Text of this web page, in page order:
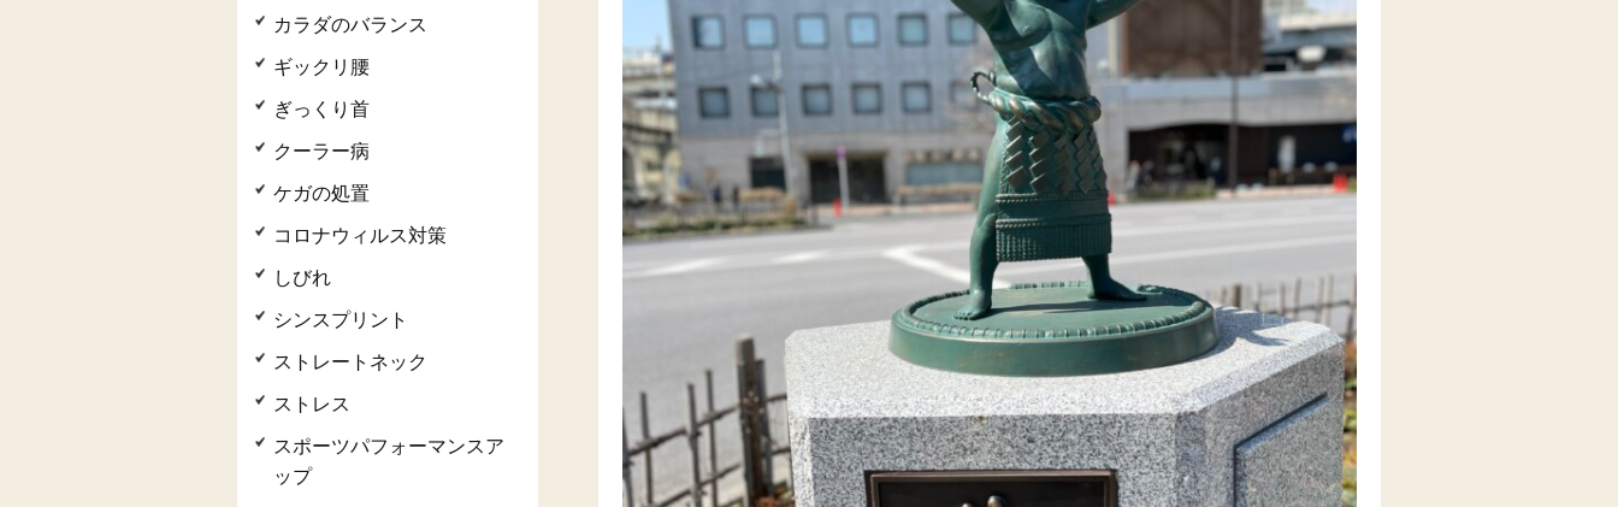
カラダのバランス
ギックリ腰
ぎっくり首
クーラー病
ケガの処置
コロナウィルス対策
しびれ
シンスプリント
ストレートネック
ストレス
スポーツパフォーマンスア
ップ